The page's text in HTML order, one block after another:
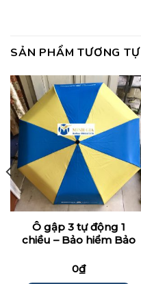
SẢN PHẨM TƯƠNG TỰ
Ô gập 3 tự động 1
chiều – Bảo hiểm Bảo
0₫